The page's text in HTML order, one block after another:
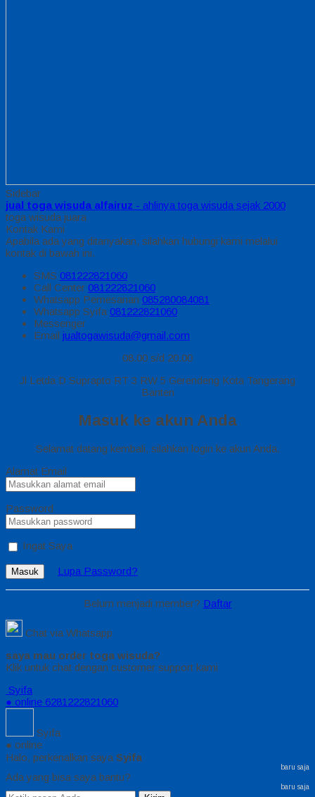
Sidebar
jual toga wisuda alfairuz - ahlinya toga wisuda sejak 2000
toga wisuda juara
Kontak Kami
Apabila ada yang ditanyakan, silahkan hubungi kami melalui
kontak di bawah ini.
SMS 081222821060
Call Center 081222821060
Whatsapp Pemesanan 085280084081
Whatsapp Syifa 081222821060
Messenger
Email jualtogawisuda@gmail.com
08.00 s/d 20.00
Jl Letda D Suprapto RT 3 RW 5 Gerendeng Kota Tangerang
Banten
Masuk ke akun Anda
Selamat datang kembali, silahkan login ke akun Anda.
Alamat Email
Password
Ingat Saya
Masuk Lupa Password?
Belum menjadi member? Daftar
Chat via Whatsapp
saya mau order toga wisuda?
Klik untuk chat dengan customer support kami
Syifa
● online 6281222821060
Syifa
● online
Halo, perkenalkan saya Syifa
baru saja
Ada yang bisa saya bantu?
baru saja